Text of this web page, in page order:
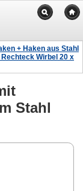
+ Haken aus Stahl
Wirbel 20 x
Stahl